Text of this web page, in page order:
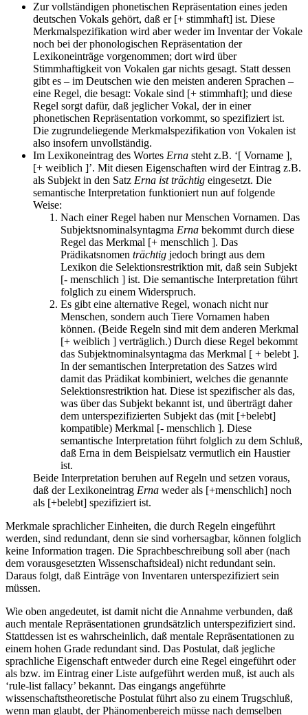
Zur vollständigen phonetischen Repräsentation eines jeden
deutschen Vokals gehört, daß er [+ stimmhaft] ist. Diese
Merkmalspezifikation wird aber weder im Inventar der Vokale
noch bei der phonologischen Repräsentation der
Lexikoneinträge vorgenommen; dort wird über
Stimmhaftigkeit von Vokalen gar nichts gesagt. Statt dessen
gibt es – im Deutschen wie den meisten anderen Sprachen –
eine Regel, die besagt: Vokale sind [+ stimmhaft]; und diese
Regel sorgt dafür, daß jeglicher Vokal, der in einer
phonetischen Repräsentation vorkommt, so spezifiziert ist.
Die zugrundeliegende Merkmalspezifikation von Vokalen ist
also insofern unvollständig.
Im Lexikoneintrag des Wortes Erna steht z.B. ‘[ Vorname ],
[+ weiblich ]’. Mit diesen Eigenschaften wird der Eintrag z.B.
als Subjekt in den Satz Erna ist trächtig eingesetzt. Die
semantische Interpretation funktioniert nun auf folgende
Weise:
Nach einer Regel haben nur Menschen Vornamen. Das
Subjektsnominalsyntagma Erna bekommt durch diese
Regel das Merkmal [+ menschlich ]. Das
Prädikatsnomen trächtig jedoch bringt aus dem
Lexikon die Selektionsrestriktion mit, daß sein Subjekt
[- menschlich ] ist. Die semantische Interpretation führt
folglich zu einem Widerspruch.
Es gibt eine alternative Regel, wonach nicht nur
Menschen, sondern auch Tiere Vornamen haben
können. (Beide Regeln sind mit dem anderen Merkmal
[+ weiblich ] verträglich.) Durch diese Regel bekommt
das Subjektnominalsyntagma das Merkmal [ + belebt ].
In der semantischen Interpretation des Satzes wird
damit das Prädikat kombiniert, welches die genannte
Selektionsrestriktion hat. Diese ist spezifischer als das,
was über das Subjekt bekannt ist, und überträgt daher
dem unterspezifizierten Subjekt das (mit [+belebt]
kompatible) Merkmal [- menschlich ]. Diese
semantische Interpretation führt folglich zu dem Schluß,
daß Erna in dem Beispielsatz vermutlich ein Haustier
ist.
Beide Interpretation beruhen auf Regeln und setzen voraus,
daß der Lexikoneintrag Erna weder als [+menschlich] noch
als [+belebt] spezifiziert ist.
Merkmale sprachlicher Einheiten, die durch Regeln eingeführt
werden, sind redundant, denn sie sind vorhersagbar, können folglich
keine Information tragen. Die Sprachbeschreibung soll aber (nach
dem vorausgesetzten Wissenschaftsideal) nicht redundant sein.
Daraus folgt, daß Einträge von Inventaren unterspezifiziert sein
müssen.
Wie oben angedeutet, ist damit nicht die Annahme verbunden, daß
auch mentale Repräsentationen grundsätzlich unterspezifiziert sind.
Stattdessen ist es wahrscheinlich, daß mentale Repräsentationen zu
einem hohen Grade redundant sind. Das Postulat, daß jegliche
sprachliche Eigenschaft entweder durch eine Regel eingeführt oder
als bzw. im Eintrag einer Liste aufgeführt werden muß, ist auch als
‘rule-list fallacy’ bekannt. Das eingangs angeführte
wissenschaftstheoretische Postulat führt also zu einem Trugschluß,
wenn man glaubt, der Phänomenbereich müsse nach demselben